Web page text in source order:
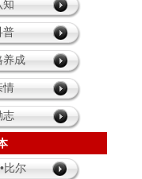
知
普
养成
情
志
比尔